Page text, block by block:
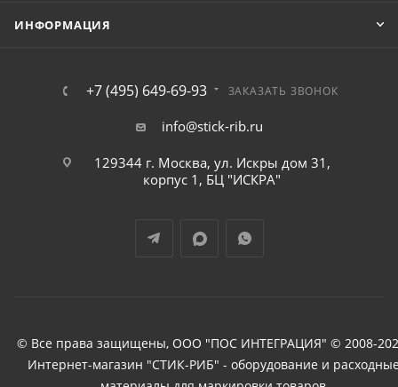
ИНФОРМАЦИЯ
+7 (495) 649-69-93 ЗАКАЗАТЬ ЗВОНОК
info@stick-rib.ru
129344 г. Москва, ул. Искры дом 31,
корпус 1, БЦ "ИСКРА"
© Все права защищены, ООО "ПОС ИНТЕГРАЦИЯ" © 2008-
Интернет-магазин "СТИК-РИБ" - оборудование и